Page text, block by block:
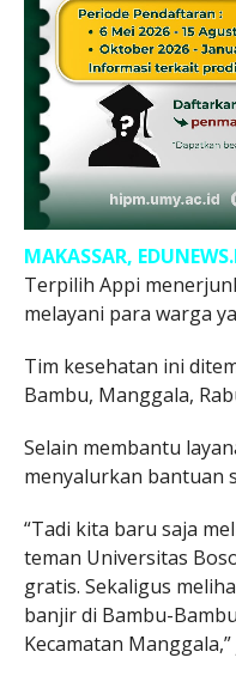
MAKASSAR,
Terpilih Appi
melayani para warga
Tim kesehatan ini
Bambu, Manggala,
Selain membantu
menyalurkan bantuan
“Tadi kita baru saja
teman Universitas
gratis. Sekaligus
banjir di Bambu-
Kecamatan